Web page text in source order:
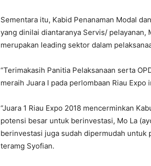
Sementara itu, Kabid Penanaman Modal
yang dinilai diantaranya Servis/ pelayanan,
merupakan leading sektor dalam
“Terimakasih Panitia Pelaksanaan serta
meraih Juara I pada perlombaan Riau Expo
“Juara 1 Riau Expo 2018 mencerminkan
potensi besar untuk berinvestasi, Mo La
berinvestasi juga sudah dipermudah untuk
teramg Syofian.